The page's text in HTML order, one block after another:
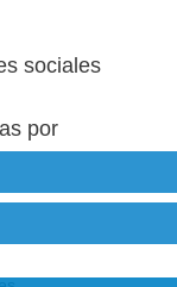
sociales
por